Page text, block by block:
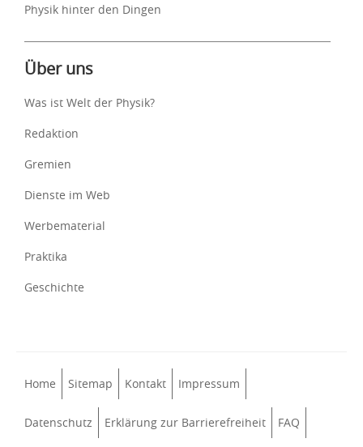
Physik hinter den Dingen
Über uns
Was ist Welt der Physik?
Redaktion
Gremien
Dienste im Web
Werbematerial
Praktika
Geschichte
Home Sitemap Kontakt Impressum
Datenschutz Erklärung zur Barrierefreiheit FAQ